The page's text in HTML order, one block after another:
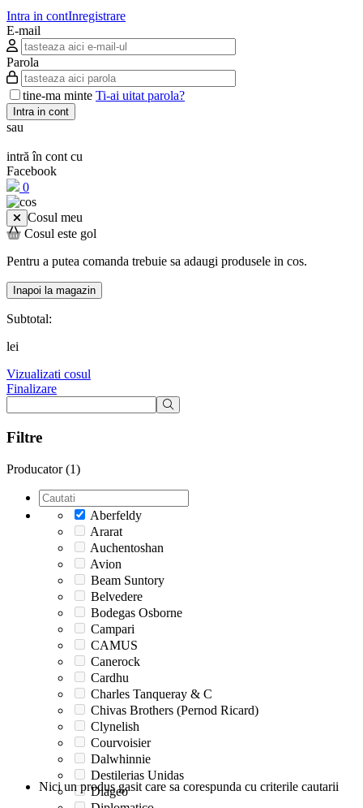
Intra in contInregistrare
E-mail
Parola
tine-ma minte Ti-ai uitat parola?
Intra in cont
sau
intră în cont cu
Facebook
0
Cosul meu
Cosul este gol
Pentru a putea comanda trebuie sa adaugi produsele in cos.
Inapoi la magazin
Subtotal:
lei
Vizualizati cosul
Finalizare
Filtre
Producator (1)
Aberfeldy
Ararat
Auchentoshan
Avion
Beam Suntory
Belvedere
Bodegas Osborne
Campari
CAMUS
Canerock
Cardhu
Charles Tanqueray & C
Chivas Brothers (Pernod Ricard)
Clynelish
Courvoisier
Dalwhinnie
Destilerias Unidas
Diageo
Nici un produs gasit care sa corespunda cu criterile cautarii